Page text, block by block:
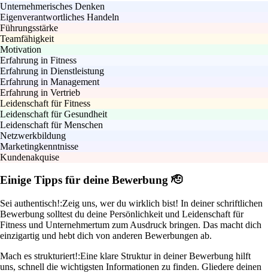
Unternehmerisches Denken
Eigenverantwortliches Handeln
Führungsstärke
Teamfähigkeit
Motivation
Erfahrung in Fitness
Erfahrung in Dienstleistung
Erfahrung in Management
Erfahrung in Vertrieb
Leidenschaft für Fitness
Leidenschaft für Gesundheit
Leidenschaft für Menschen
Netzwerkbildung
Marketingkenntnisse
Kundenakquise
Einige Tipps für deine Bewerbung 🫡
Sei authentisch!:Zeig uns, wer du wirklich bist! In deiner schriftlichen
Bewerbung solltest du deine Persönlichkeit und Leidenschaft für
Fitness und Unternehmertum zum Ausdruck bringen. Das macht dich
einzigartig und hebt dich von anderen Bewerbungen ab.
Mach es strukturiert!:Eine klare Struktur in deiner Bewerbung hilft
uns, schnell die wichtigsten Informationen zu finden. Gliedere deinen